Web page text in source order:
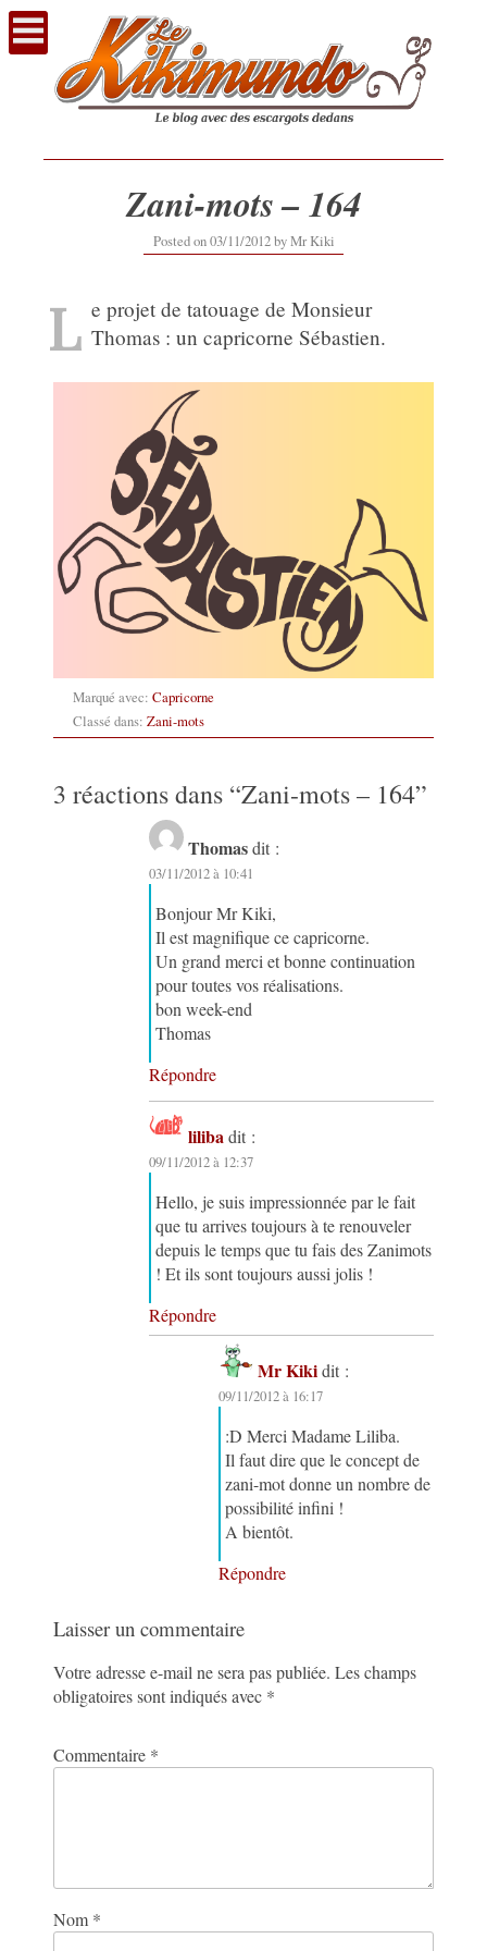
Voir
contenu
Zani-mots – 164
Posted on03/11/201212/09/2019
byMr Kiki
L e projet de tatouage de Monsieur
Thomas : un capricorne Sébastien.
Marqué avec: Capricorne
Classé dans: Zani-mots
3 réactions dans “Zani-mots – 164”
Thomas dit :
03/11/2012 à 10:41
Bonjour Mr Kiki,
Il est magnifique ce capricorne.
Un grand merci et bonne continuation
pour toutes vos réalisations.
bon week-end
Thomas
Répondre
liliba dit :
09/11/2012 à 12:37
Hello, je suis impressionnée par le fait
que tu arrives toujours à te renouveler
depuis le temps que tu fais des Zanimots
! Et ils sont toujours aussi jolis !
Répondre
Mr Kiki dit :
09/11/2012 à 16:17
:D Merci Madame Liliba.
Il faut dire que le concept de
zani-mot donne un nombre de
possibilité infini !
A bientôt.
Répondre
Laisser un commentaire
Votre adresse e-mail ne sera pas publiée. Les champs
obligatoires sont indiqués avec *
Commentaire *
Nom *